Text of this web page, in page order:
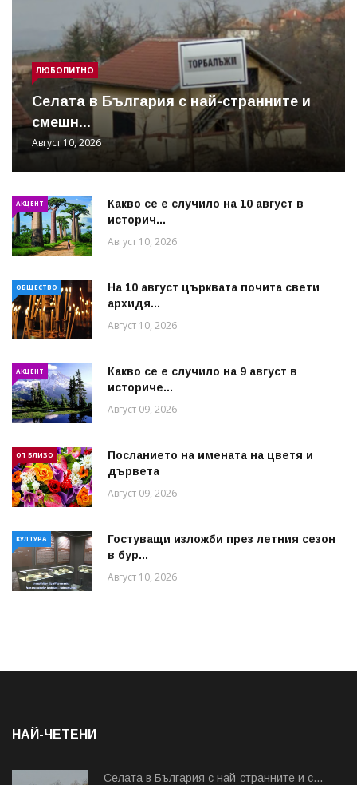
ЛЮБОПИТНО
Cелата в България с най-странните и
смешн...
Август 10, 2026
АКЦЕНТ
Какво се е случило на 10 август в
историч...
Август 10, 2026
ОБЩЕСТВО
На 10 август църквата почита свети
архидя...
Август 10, 2026
АКЦЕНТ
Какво се е случило на 9 август в
историче...
Август 09, 2026
ОТ БЛИЗО
Посланието на имената на цветя и
дървета
Август 09, 2026
КУЛТУРА
Гостуващи изложби през летния сезон
в бур...
Август 10, 2026
НАЙ-ЧЕТЕНИ
Cелата в България с най-странните и с...